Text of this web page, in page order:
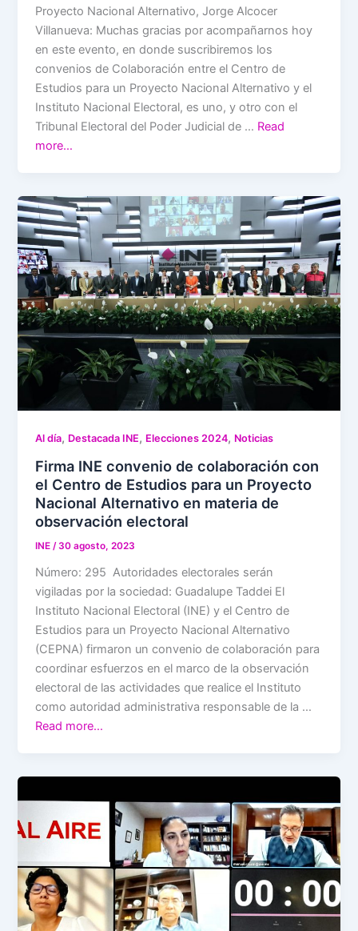
Proyecto Nacional Alternativo, Jorge Alcocer
Villanueva: Muchas gracias por acompañarnos hoy
en este evento, en donde suscribiremos los
convenios de Colaboración entre el Centro de
Estudios para un Proyecto Nacional Alternativo y el
Instituto Nacional Electoral, es uno, y otro con el
Tribunal Electoral del Poder Judicial de … Read
more…
Al día, Destacada INE, Elecciones 2024, Noticias
Firma INE convenio de colaboración con
el Centro de Estudios para un Proyecto
Nacional Alternativo en materia de
observación electoral
INE/30 agosto, 2023
Número: 295 Autoridades electorales serán
vigiladas por la sociedad: Guadalupe Taddei El
Instituto Nacional Electoral (INE) y el Centro de
Estudios para un Proyecto Nacional Alternativo
(CEPNA) firmaron un convenio de colaboración para
coordinar esfuerzos en el marco de la observación
electoral de las actividades que realice el Instituto
como autoridad administrativa responsable de la …
Read more…